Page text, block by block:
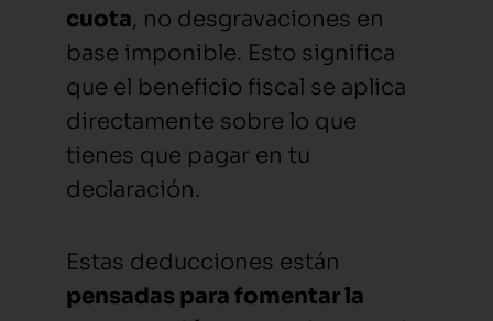
cuota, no desgravaciones en
base imponible. Esto significa
que el beneficio fiscal se aplica
directamente sobre lo que
tienes que pagar en tu
declaración.
Estas deducciones están
pensadas para fomentar la